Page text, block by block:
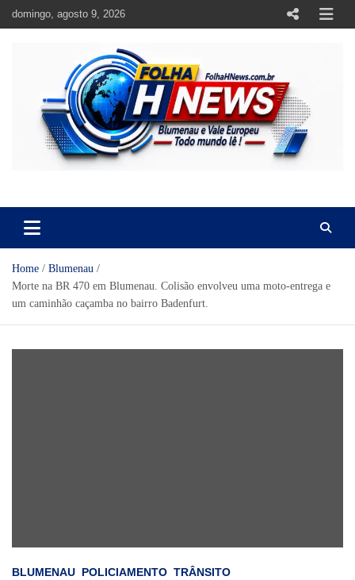
Skip
domingo, agosto 9, 2026
Home
Blumenau
Morte na BR 470 em Blumenau. Colisão envolveu uma moto-entrega e
um caminhão caçamba no bairro Badenfurt.
BLUMENAU POLICIAMENTO TRÂNSITO